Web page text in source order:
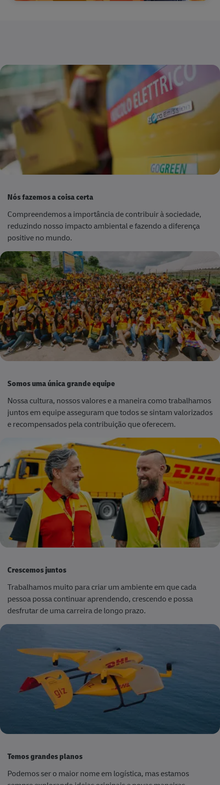
Nós fazemos a coisa certa
Compreendemos a importância de contribuir à sociedade,
reduzindo nosso impacto ambiental e fazendo a diferença
positive no mundo.
Somos uma única grande equipe
Nossa cultura, nossos valores e a maneira como trabalhamos
juntos em equipe asseguram que todos se sintam valorizados
e recompensados pela contribuição que oferecem.
Crescemos juntos
Trabalhamos muito para criar um ambiente em que cada
pessoa possa continuar aprendendo, crescendo e possa
desfrutar de uma carreira de longo prazo.
Temos grandes planos
Podemos ser o maior nome em logística, mas estamos